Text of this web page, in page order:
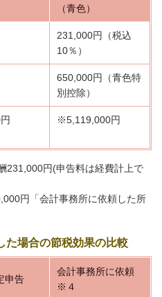
（青色）
231,000円（税込
10％）
650,000円（青色特
別控除）
※5,119,000円
231,000円(申告料は経費計上で
円「会計事務所に依頼した所
た場合の節税効果の比較
申告
会計事務所に依頼
※４